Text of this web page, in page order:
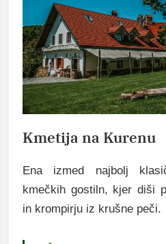
Kmetija na Kurenu
Ena izmed najbolj
kmečkih gostiln, kjer diši
in krompirju iz krušne peči.